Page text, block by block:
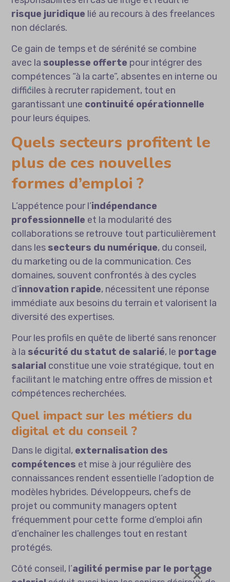
risque juridique lié au recours à des freelances
non déclarés.
Ce gain de temps et de sérénité se combine
avec la souplesse offerte pour intégrer des
compétences “à la carte”, absentes en interne ou
difficiles à recruter rapidement, tout en
garantissant une continuité opérationnelle
pour leurs équipes.
Quels secteurs profitent le
plus de ces nouvelles
formes d’emploi ?
L’appétence pour l’indépendance
professionnelle et la modularité des
collaborations se retrouve tout particulièrement
dans les secteurs du numérique, du conseil,
du marketing ou de la communication. Ces
domaines, souvent confrontés à des cycles
d’innovation rapide, nécessitent une réponse
immédiate aux besoins du terrain et valorisent la
diversité des expertises.
Pour les profils en quête de liberté sans renoncer
à la sécurité du statut de salarié, le portage
salarial constitue une voie stratégique, tout en
facilitant le matching entre offres de mission et
compétences recherchées.
Quel impact sur les métiers du
digital et du conseil ?
Dans le digital, externalisation des
compétences et mise à jour régulière des
connaissances rendent essentielle l’adoption de
modèles hybrides. Développeurs, chefs de
projet ou community managers optent
fréquemment pour cette forme d’emploi afin
d’enchaîner les challenges tout en restant
protégés.
Côté conseil, l’agilité permise par le portage